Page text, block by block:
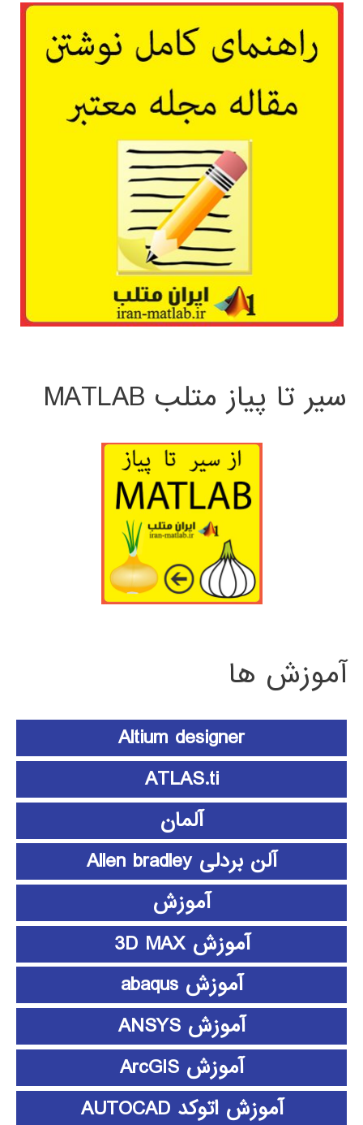
سیر تا پیاز متلب MATLAB
آموزش ها
Altium designer
ATLAS.ti
آلمان
آلن بردلی Allen bradley
آموزش
آموزش 3D MAX
آموزش abaqus
آموزش ANSYS
آموزش ArcGIS
آموزش اتوکد AUTOCAD